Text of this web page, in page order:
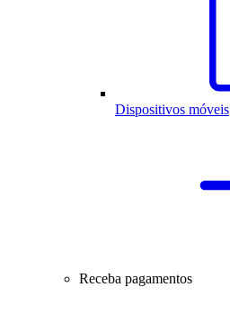
Dispositivos móveis
Receba pagamentos